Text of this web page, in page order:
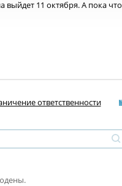
11 октября. А пока что
ответственности